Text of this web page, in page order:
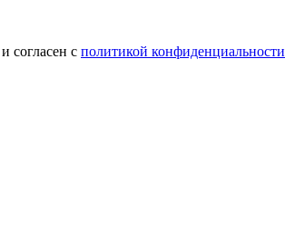
согласен с политикой конфиденциальности